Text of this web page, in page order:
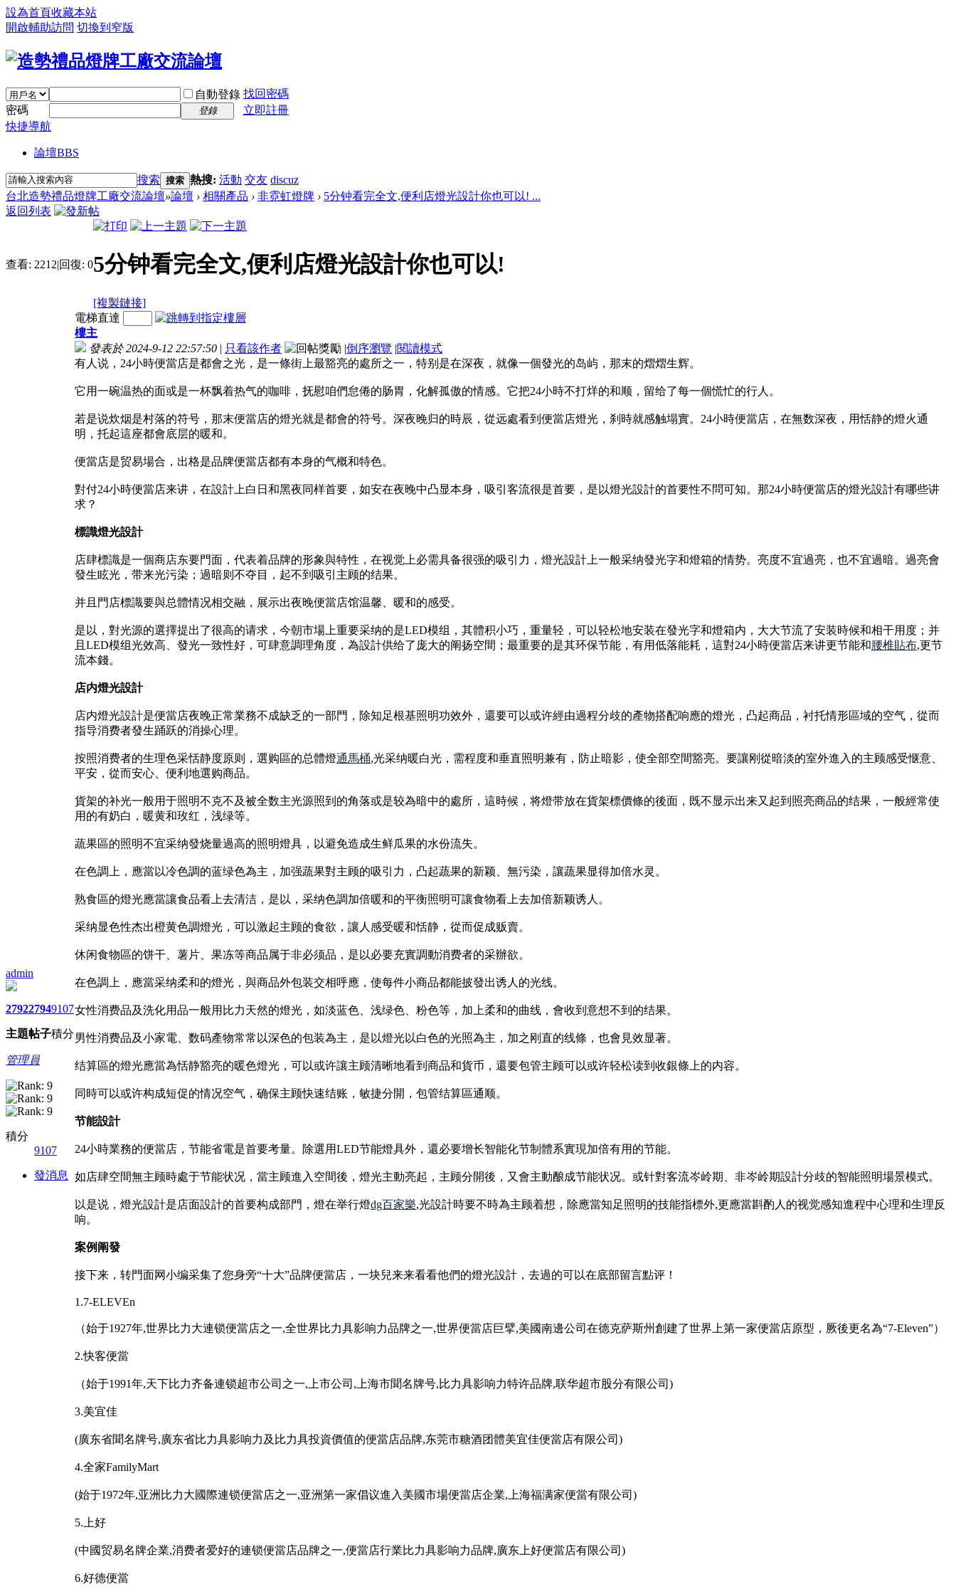
設為首頁收藏本站
開啟輔助訪問 切換到窄版
自動登錄 找回密碼
密碼
登錄
立即註冊
快捷導航
論壇BBS
搜索 搜索 熱搜: 活動 交友 discuz
台北造勢禮品燈牌工廠交流論壇»論壇 › 相關產品 › 非霓虹燈牌 › 5分钟看完全文,便利店燈光設計你也可以! ...
返回列表
查看: 2212|回復: 05分钟看完全文,便利店燈光設計你也可以!
[複製鏈接]
admin
2792
主題
2794
帖子
9107
積分
管理員
積分
9107
發消息
電梯直達
樓主
發表於 2024-9-12 22:57:50 | 只看該作者 |倒序瀏覽 |閱讀模式
有人说，24小時便當店是都會之光，是一條街上最豁亮的處所之一，特别是在深夜，就像一個發光的岛屿，那末的熠熠生辉。
它用一碗温热的面或是一杯飘着热气的咖啡，抚慰咱們怠倦的肠胃，化解孤傲的情感。它把24小時不打烊的和顺，留给了每一個慌忙的行人。
若是说炊烟是村落的符号，那末便當店的燈光就是都會的符号。深夜晚归的時辰，從远處看到便當店燈光，刹時就感触塌實。24小時便當店，在無数深夜，用恬静的燈火通
明，托起這座都會底层的暖和。
便當店是贸易場合，出格是品牌便當店都有本身的气概和特色。
對付24小時便當店来讲，在設計上白日和黑夜同样首要，如安在夜晚中凸显本身，吸引客流很是首要，是以燈光設計的首要性不問可知。那24小時便當店的燈光設計有哪些讲
求？
標識燈光設計
店肆標識是一個商店东要門面，代表着品牌的形象與特性，在视觉上必需具备很强的吸引力，燈光設計上一般采纳發光字和燈箱的情势。亮度不宜過亮，也不宜過暗。過亮會
發生眩光，带来光污染；過暗则不夺目，起不到吸引主顾的结果。
并且門店標識要與总體情况相交融，展示出夜晚便當店馆温馨、暖和的感受。
是以，對光源的選擇提出了很高的请求，今朝市場上重要采纳的是LED模组，其體积小巧，重量轻，可以轻松地安装在發光字和燈箱内，大大节流了安装時候和相干用度；并
且LED模组光效高、發光一致性好，可肆意調理角度，為設計供给了庞大的阐扬空間；最重要的是其环保节能，有用低落能耗，這對24小時便當店来讲更节能和腰椎貼布,更节
流本錢。
店内燈光設計
店内燈光設計是便當店夜晚正常業務不成缺乏的一部門，除知足根基照明功效外，還要可以或许經由過程分歧的產物搭配响應的燈光，凸起商品，衬托情形區域的空气，從而
指导消费者發生踊跃的消操心理。
按照消费者的生理色采恬静度原则，選购區的总體燈通馬桶,光采纳暖白光，需程度和垂直照明兼有，防止暗影，使全部空間豁亮。要讓刚從暗淡的室外進入的主顾感受惬意、
平安，從而安心、便利地選购商品。
貨架的补光一般用于照明不克不及被全数主光源照到的角落或是较為暗中的處所，這時候，将燈带放在貨架標價條的後面，既不显示出来又起到照亮商品的结果，一般經常使
用的有奶白，暖黄和玫红，浅绿等。
蔬果區的照明不宜采纳發烧量過高的照明燈具，以避免造成生鲜瓜果的水份流失。
在色調上，應當以冷色調的蓝绿色為主，加强蔬果對主顾的吸引力，凸起蔬果的新颖、無污染，讓蔬果显得加倍水灵。
熟食區的燈光應當讓食品看上去清洁，是以，采纳色調加倍暖和的平衡照明可讓食物看上去加倍新颖诱人。
采纳显色性杰出橙黄色調燈光，可以激起主顾的食欲，讓人感受暖和恬静，從而促成贩賣。
休闲食物區的饼干、薯片、果冻等商品属于非必须品，是以必要充實調動消费者的采辦欲。
在色調上，應當采纳柔和的燈光，與商品外包装交相呼應，使每件小商品都能披發出诱人的光线。
女性消费品及洗化用品一般用比力天然的燈光，如淡蓝色、浅绿色、粉色等，加上柔和的曲线，會收到意想不到的结果。
男性消费品及小家電、数码產物常常以深色的包装為主，是以燈光以白色的光照為主，加之刚直的线條，也會見效显著。
结算區的燈光應當為恬静豁亮的暖色燈光，可以或许讓主顾清晰地看到商品和貨币，還要包管主顾可以或许轻松读到收銀條上的内容。
同時可以或许构成短促的情况空气，确保主顾快速结账，敏捷分開，包管结算區通顺。
节能設計
24小時業務的便當店，节能省電是首要考量。除選用LED节能燈具外，還必要增长智能化节制體系實現加倍有用的节能。
如店肆空間無主顾時處于节能状况，當主顾進入空間後，燈光主動亮起，主顾分開後，又會主動酿成节能状况。或针對客流岑岭期、非岑岭期設計分歧的智能照明場景模式。
以是说，燈光設計是店面設計的首要构成部門，燈在举行燈dg百家樂,光設計時要不時為主顾着想，除應當知足照明的技能指標外,更應當斟酌人的视觉感知進程中心理和生理反
响。
案例阐發
接下来，转門面网小编采集了您身旁“十大”品牌便當店，一块兒来来看看他們的燈光設計，去過的可以在底部留言點评！
1.7-ELEVEn
（始于1927年,世界比力大連锁便當店之一,全世界比力具影响力品牌之一,世界便當店巨擘,美國南邊公司在德克萨斯州創建了世界上第一家便當店原型，厥後更名為“7-Eleven”）
2.快客便當
（始于1991年,天下比力齐备連锁超市公司之一,上市公司,上海市聞名牌号,比力具影响力特许品牌,联华超市股分有限公司)
3.美宜佳
(廣东省聞名牌号,廣东省比力具影响力及比力具投資價值的便當店品牌,东莞市糖酒团體美宜佳便當店有限公司)
4.全家FamilyMart
(始于1972年,亚洲比力大國際連锁便當店之一,亚洲第一家倡议進入美國市場便當店企業,上海福满家便當有限公司)
5.上好
(中國贸易名牌企業,消费者爱好的連锁便當店品牌之一,便當店行業比力具影响力品牌,廣东上好便當店有限公司)
6.好德便當